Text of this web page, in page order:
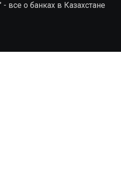
все о банках в Казахстане